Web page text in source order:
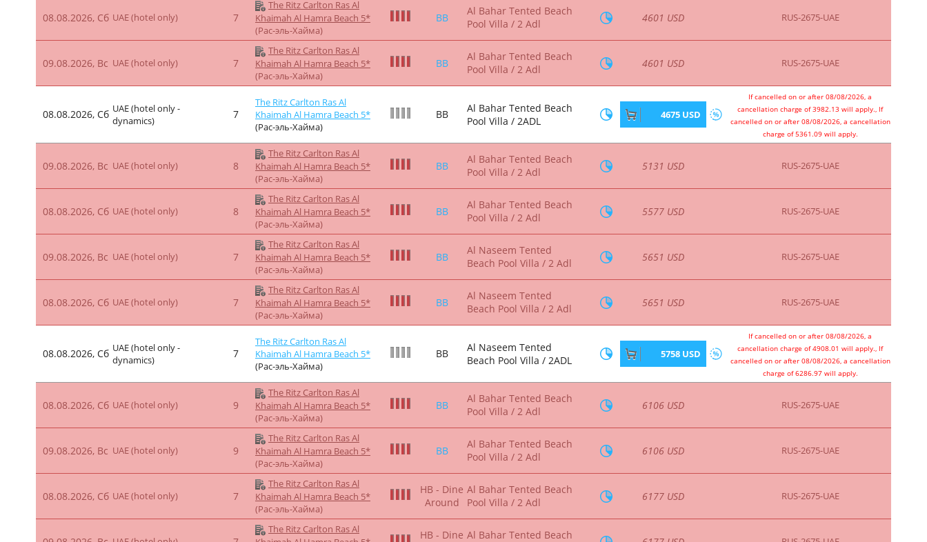
08.08.2026, Сб UAE (hotel only) 7
The Ritz Carlton Ras Al
Khaimah Al Hamra Beach 5*
(Рас-эль-Хайма)
BB
Al Bahar Tented Beach
Pool Villa / 2 Adl
4601 USD RUS-2675-UAE
09.08.2026, Вс UAE (hotel only) 7
The Ritz Carlton Ras Al
Khaimah Al Hamra Beach 5*
(Рас-эль-Хайма)
BB
Al Bahar Tented Beach
Pool Villa / 2 Adl
4601 USD RUS-2675-UAE
08.08.2026, Сб UAE (hotel only -
dynamics)
7
The Ritz Carlton Ras Al
Khaimah Al Hamra Beach 5*
(Рас-эль-Хайма)
BB
Al Bahar Tented Beach
Pool Villa / 2ADL
4675 USD
If cancelled on or after 08/08/2026, a
cancellation charge of 3982.13 will apply., If
cancelled on or after 08/08/2026, a cancellation
charge of 5361.09 will apply.
09.08.2026, Вс UAE (hotel only) 8
The Ritz Carlton Ras Al
Khaimah Al Hamra Beach 5*
(Рас-эль-Хайма)
BB
Al Bahar Tented Beach
Pool Villa / 2 Adl
5131 USD RUS-2675-UAE
08.08.2026, Сб UAE (hotel only) 8
The Ritz Carlton Ras Al
Khaimah Al Hamra Beach 5*
(Рас-эль-Хайма)
BB
Al Bahar Tented Beach
Pool Villa / 2 Adl
5577 USD RUS-2675-UAE
09.08.2026, Вс UAE (hotel only) 7
The Ritz Carlton Ras Al
Khaimah Al Hamra Beach 5*
(Рас-эль-Хайма)
BB
Al Naseem Tented
Beach Pool Villa / 2 Adl
5651 USD RUS-2675-UAE
08.08.2026, Сб UAE (hotel only) 7
The Ritz Carlton Ras Al
Khaimah Al Hamra Beach 5*
(Рас-эль-Хайма)
BB
Al Naseem Tented
Beach Pool Villa / 2 Adl
5651 USD RUS-2675-UAE
08.08.2026, Сб UAE (hotel only -
dynamics)
7
The Ritz Carlton Ras Al
Khaimah Al Hamra Beach 5*
(Рас-эль-Хайма)
BB
Al Naseem Tented
Beach Pool Villa / 2ADL
5758 USD
If cancelled on or after 08/08/2026, a
cancellation charge of 4908.01 will apply., If
cancelled on or after 08/08/2026, a cancellation
charge of 6286.97 will apply.
08.08.2026, Сб UAE (hotel only) 9
The Ritz Carlton Ras Al
Khaimah Al Hamra Beach 5*
(Рас-эль-Хайма)
BB
Al Bahar Tented Beach
Pool Villa / 2 Adl
6106 USD RUS-2675-UAE
09.08.2026, Вс UAE (hotel only) 9
The Ritz Carlton Ras Al
Khaimah Al Hamra Beach 5*
(Рас-эль-Хайма)
BB
Al Bahar Tented Beach
Pool Villa / 2 Adl
6106 USD RUS-2675-UAE
08.08.2026, Сб UAE (hotel only) 7
The Ritz Carlton Ras Al
Khaimah Al Hamra Beach 5*
(Рас-эль-Хайма)
HB - Dine
Around
Al Bahar Tented Beach
Pool Villa / 2 Adl
6177 USD RUS-2675-UAE
The Ritz Carlton Ras Al
HB - Dine Al Bahar Tented Beach